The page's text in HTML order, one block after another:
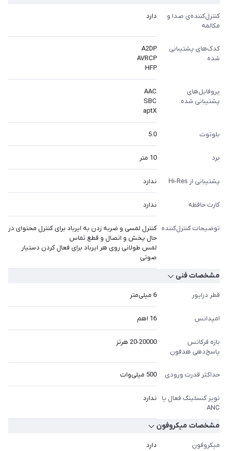
کنترل‌کننده‌ی صدا و
مکالمه
دارد
کدک‌های پشتیبانی
شده
A2DP
AVRCP
HFP
پروفایل‌های
پشتیبانی شده
AAC
SBC
aptX
بلوتوث 5.0
برد 10 متر
پشتیبانی از Hi-Res ندارد
کارت حافظه ندارد
توضیحات کنترل‌کننده کنترل لمسی و ضربه زدن به ایرباد برای کنترل محتوای در
حال پخش و اتصال و قطع تماس
لمس طولانی روی هر ایرباد برای فعال کردن دستیار
صوتی
مشخصات فنی
قطر درایور 6 میلی‌متر
امپدانس 16 اهم
بازه فرکانس
پاسخ‌دهی هدفون
20-20000 هرتز
حداکثر قدرت ورودی 500 میلی‌وات
نویز کنسلینگ فعال یا
ANC
ندارد
مشخصات میکروفون
میکروفون دارد